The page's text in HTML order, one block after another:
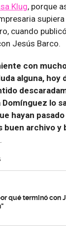
Klug, porque
supiera
cuando
Jesús Barco.
con
alguna, hoy
lo
hayan
buen archivo y
qué terminó con